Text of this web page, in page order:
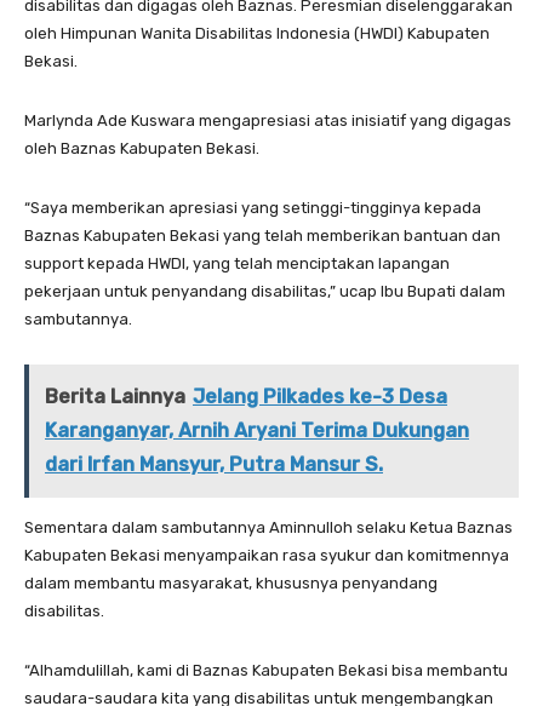
disabilitas dan digagas oleh Baznas. Peresmian diselenggarakan
oleh Himpunan Wanita Disabilitas Indonesia (HWDI) Kabupaten
Bekasi.
Marlynda Ade Kuswara mengapresiasi atas inisiatif yang digagas
oleh Baznas Kabupaten Bekasi.
“Saya memberikan apresiasi yang setinggi-tingginya kepada
Baznas Kabupaten Bekasi yang telah memberikan bantuan dan
support kepada HWDI, yang telah menciptakan lapangan
pekerjaan untuk penyandang disabilitas,” ucap Ibu Bupati dalam
sambutannya.
Berita Lainnya Jelang Pilkades ke-3 Desa
Karanganyar, Arnih Aryani Terima Dukungan
dari Irfan Mansyur, Putra Mansur S.
Sementara dalam sambutannya Aminnulloh selaku Ketua Baznas
Kabupaten Bekasi menyampaikan rasa syukur dan komitmennya
dalam membantu masyarakat, khususnya penyandang
disabilitas.
“Alhamdulillah, kami di Baznas Kabupaten Bekasi bisa membantu
saudara-saudara kita yang disabilitas untuk mengembangkan